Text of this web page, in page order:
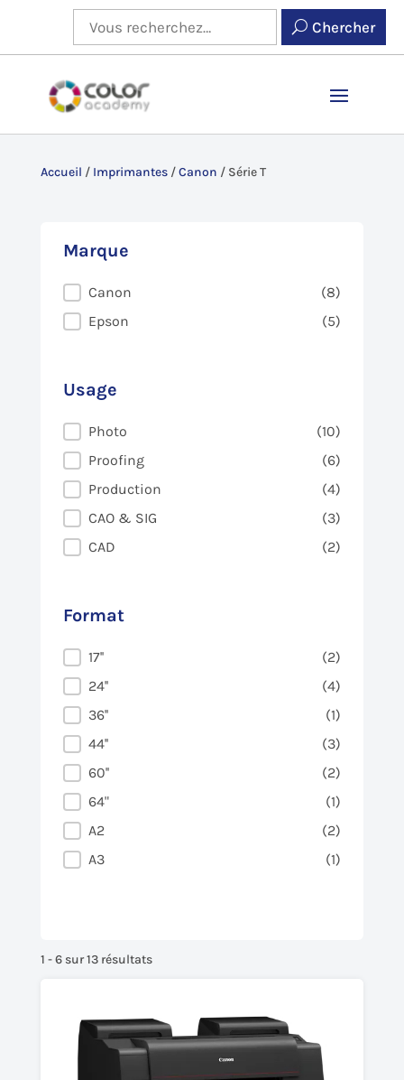
Chercher
Accueil / Imprimantes/Canon / Série T
Marque
Marque
Canon
(8)
Epson
(5)
Usage
Usage
Photo
(10)
Proofing
(6)
Production
(4)
CAO & SIG
(3)
CAD
(2)
Format
Format
17''
(2)
24''
(4)
36''
(1)
44''
(3)
60''
(2)
64"
(1)
A2
(2)
A3
(1)
1 - 6 sur 13 résultats